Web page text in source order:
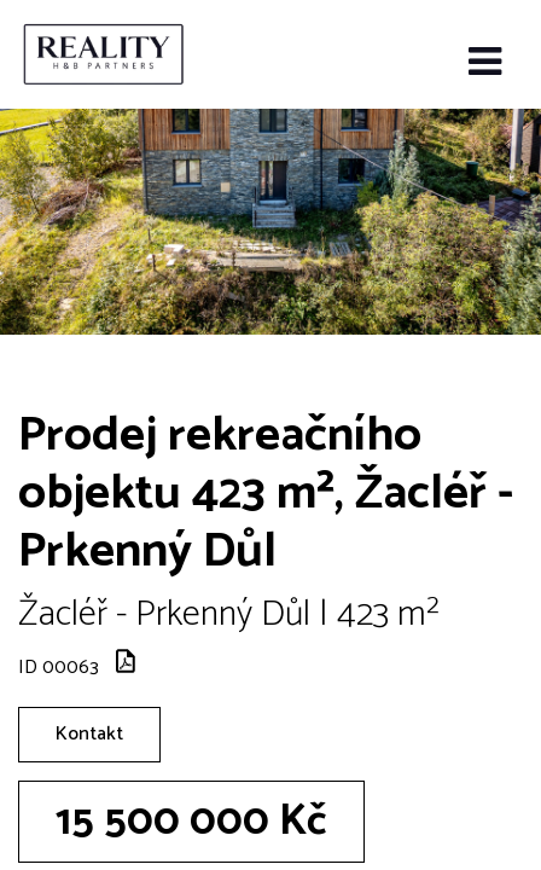
Prodej rekreačního
objektu 423 m², Žacléř -
Prkenný Důl
Žacléř - Prkenný Důl | 423 m²
ID 00063
Kontakt
15 500 000 Kč